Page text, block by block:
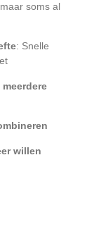
soms al
: Snelle
willen